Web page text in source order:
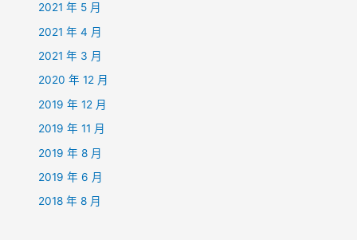
2021 年 5 月
2021 年 4 月
2021 年 3 月
2020 年 12 月
2019 年 12 月
2019 年 11 月
2019 年 8 月
2019 年 6 月
2018 年 8 月